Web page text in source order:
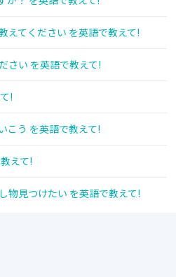
えてください を英語で教えて!
さい を英語で教えて!
!
こう を英語で教えて!
えて!
物見つけたい を英語で教えて!